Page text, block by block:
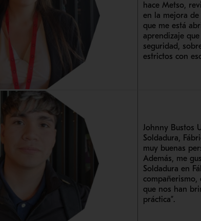
hace Metso,
en la mejora de
que me está
aprendizaje
seguridad,
estrictos con
Johnny Bustos
Soldadura,
muy buenas
Además, me
Soldadura en
que nos han
práctica”.